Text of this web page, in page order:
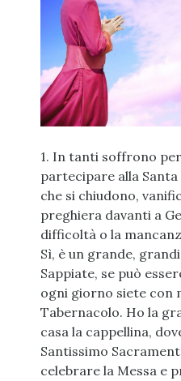
1. In tanti soffrono
partecipare alla Santa
che si chiudono,
preghiera davanti a
difficoltà o la
Sì, è un grande,
Sappiate, se può
ogni giorno siete con
Tabernacolo. Ho la
casa la cappellina,
Santissimo
celebrare la Messa e